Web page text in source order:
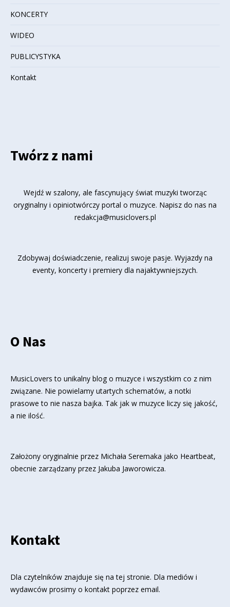
KONCERTY
WIDEO
PUBLICYSTYKA
Kontakt
Twórz z nami
Wejdź w szalony, ale fascynujący świat muzyki tworząc
oryginalny i opiniotwórczy portal o muzyce. Napisz do nas na
redakcja@musiclovers.pl
Zdobywaj doświadczenie, realizuj swoje pasje. Wyjazdy na
eventy, koncerty i premiery dla najaktywniejszych.
O Nas
MusicLovers to unikalny blog o muzyce i wszystkim co z nim
związane. Nie powielamy utartych schematów, a notki
prasowe to nie nasza bajka. Tak jak w muzyce liczy się jakość,
a nie ilość.
Założony oryginalnie przez Michała Seremaka jako Heartbeat,
obecnie zarządzany przez Jakuba Jaworowicza.
Kontakt
Dla czytelników znajduje się na tej stronie. Dla mediów i
wydawców prosimy o kontakt poprzez email.